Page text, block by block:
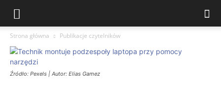
Strona główna Publikacje czytelników
Źródło: Pexels | Autor: Elias Gamez